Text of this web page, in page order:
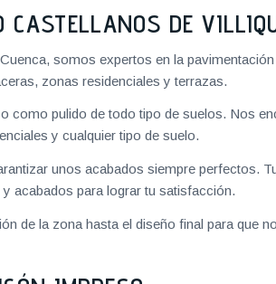
CASTELLANOS DE
somos expertos en la
zonas residenciales y terrazas.
pulido de todo tipo de suelos. Nos
y cualquier tipo de suelo.
unos acabados siempre perfectos.
acabados para lograr tu satisfacción.
de la zona hasta el diseño final para que